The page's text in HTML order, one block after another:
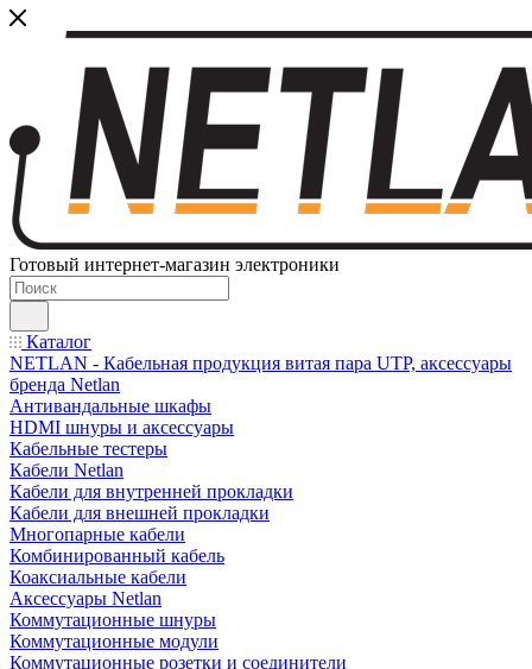
Готовый интернет-магазин электроники
Каталог
NETLAN - Кабельная продукция витая пара UTP, аксессуары
бренда Netlan
Антивандальные шкафы
HDMI шнуры и аксессуары
Кабельные тестеры
Кабели Netlan
Кабели для внутренней прокладки
Кабели для внешней прокладки
Многопарные кабели
Комбинированный кабель
Коаксиальные кабели
Аксессуары Netlan
Коммутационные шнуры
Коммутационные модули
Коммутационные розетки и соединители